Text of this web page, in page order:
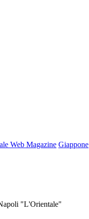
Web Magazine Giappone
"L'Orientale"